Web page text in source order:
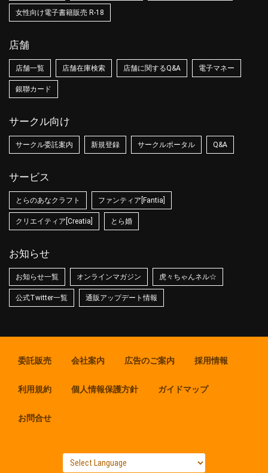
女性向け電子書籍販売 R-18
店舗
店舗一覧 店舗在庫検索 店舗に関するQ&A 電子マネー
銀聯カード
サークル向け
サークル委託案内 新規登録 サークルポータル Q&A
サービス
とらのあなクラフト ファンティア[Fantia]
クリエイティア[Creatia] とら婚
お知らせ
お知らせ一覧 オンラインマガジン 虎々ちゃんネル☆
公式Twitter一覧 通販アップデート情報
委託販売 会社案内 広告のご案内 採用情報
利用規約 個人情報保護方針 ガイドマップ
お問合せ